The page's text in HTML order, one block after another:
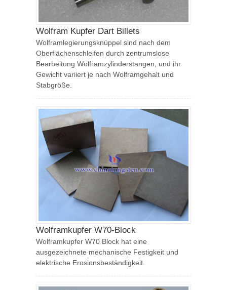
Wolfram Kupfer Dart Billets
Wolframlegierungsknüppel sind nach dem
Oberflächenschleifen durch zentrumslose
Bearbeitung Wolframzylinderstangen, und ihr
Gewicht variiert je nach Wolframgehalt und
Stabgröße.
Wolframkupfer W70-Block
Wolframkupfer W70 Block hat eine
ausgezeichnete mechanische Festigkeit und
elektrische Erosionsbeständigkeit.